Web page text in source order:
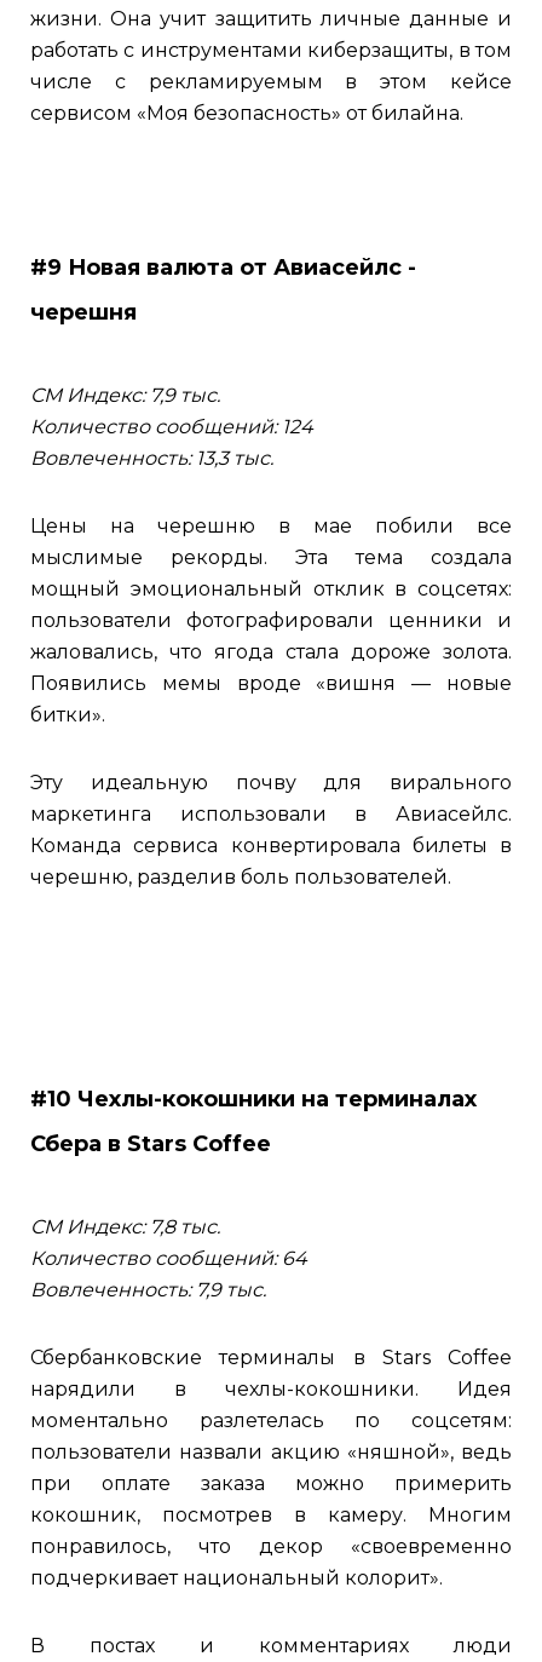
жизни. Она учит защитить личные данные и
работать с инструментами киберзащиты, в том
числе с рекламируемым в этом кейсе
сервисом «Моя безопасность» от билайна.
#9 Новая валюта от Авиасейлс -
черешня
СМ Индекс: 7,9 тыс.
Количество сообщений: 124
Вовлеченность: 13,3 тыс.
Цены на черешню в мае побили все
мыслимые рекорды. Эта тема создала
мощный эмоциональный отклик в соцсетях:
пользователи фотографировали ценники и
жаловались, что ягода стала дороже золота.
Появились мемы вроде «вишня — новые
битки».
Эту идеальную почву для вирального
маркетинга использовали в Авиасейлс.
Команда сервиса конвертировала билеты в
черешню, разделив боль пользователей.
#10 Чехлы-кокошники на терминалах
Сбера в Stars Coffee
СМ Индекс: 7,8 тыс.
Количество сообщений: 64
Вовлеченность: 7,9 тыс.
Сбербанковские терминалы в Stars Coffee
нарядили в чехлы-кокошники. Идея
моментально разлетелась по соцсетям:
пользователи назвали акцию «няшной», ведь
при оплате заказа можно примерить
кокошник, посмотрев в камеру. Многим
понравилось, что декор «своевременно
подчеркивает национальный колорит».
В постах и комментариях люди